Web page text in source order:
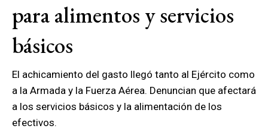
para alimentos y servicios
básicos
El achicamiento del gasto llegó tanto al Ejército como
a la Armada y la Fuerza Aérea. Denuncian que afectará
a los servicios básicos y la alimentación de los
efectivos.